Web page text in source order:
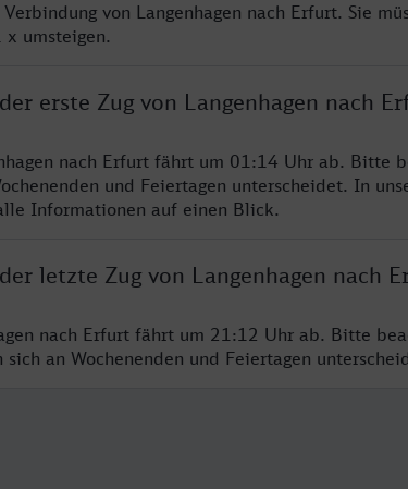
von Langenhagen nach Erfurt. Sie
x umsteigen.
erste Zug von Langenhagen nach
nach Erfurt fährt um 01:14 Uhr ab. Bitte
und Feiertagen unterscheidet. In
Informationen auf einen Blick.
letzte Zug von Langenhagen nach
nach Erfurt fährt um 21:12 Uhr ab. Bitte
an Wochenenden und Feiertagen